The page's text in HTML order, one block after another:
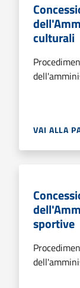
culturali
VAI ALLA
sportive